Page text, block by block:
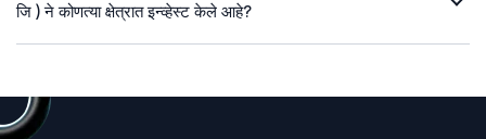
जि ) ने कोणत्या क्षेत्रात इन्व्हेस्ट केले आहे?